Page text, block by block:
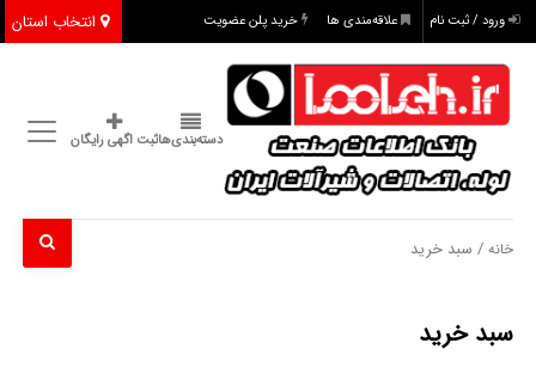
انتخاب استان ورود / ثبت نام علاقه‌مندی ها خرید پلن عضویت
دسته‌بندی‌هاثبت اگهی رایگان
خانه / سبد خرید
سبد خرید